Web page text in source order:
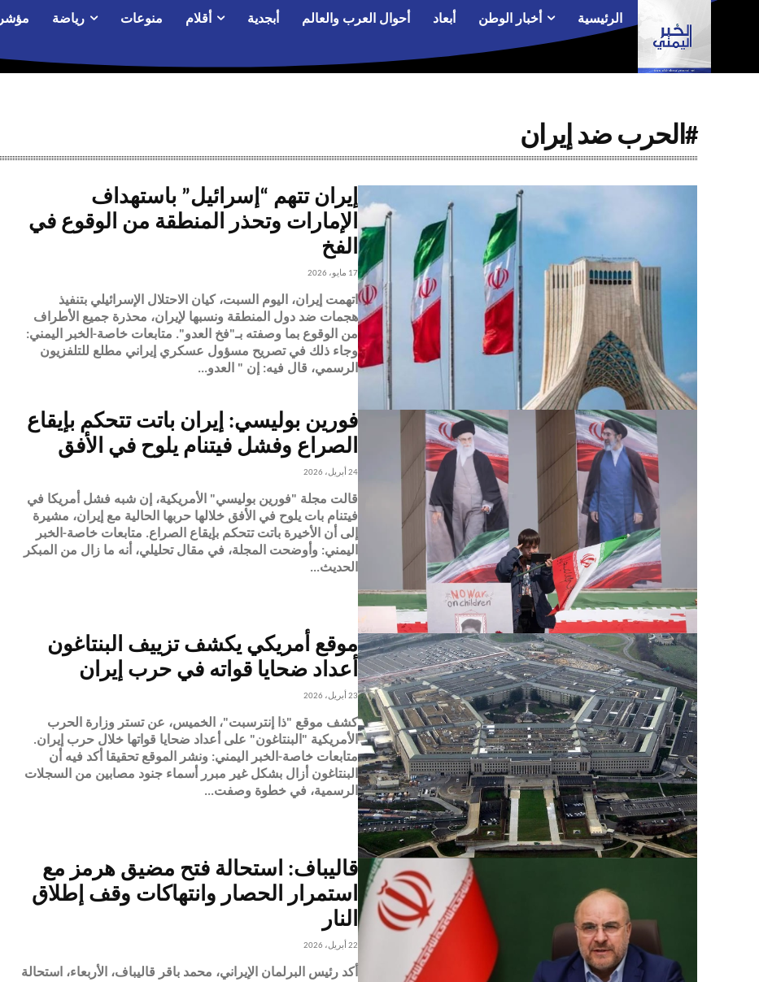
الرئيسية أخبار الوطن أبعاد أحوال العرب والعالم أبجدية أقلام منوعات رياضة مؤشر
#الحرب ضد إيران
إيران تتهم “إسرائيل” باستهداف
الإمارات وتحذر المنطقة من الوقوع في
الفخ
17 مايو، 2026
اتهمت إيران، اليوم السبت، كيان الاحتلال الإسرائيلي بتنفيذ
هجمات ضد دول المنطقة ونسبها لإيران، محذرة جميع الأطراف
من الوقوع بما وصفته بـ"فخ العدو". متابعات خاصة-الخبر اليمني:
وجاء ذلك في تصريح مسؤول عسكري إيراني مطلع للتلفزيون
الرسمي، قال فيه: إن " العدو...
فورين بوليسي: إيران باتت تتحكم بإيقاع
الصراع وفشل فيتنام يلوح في الأفق
24 أبريل، 2026
قالت مجلة "فورين بوليسي" الأمريكية، إن شبه فشل أمريكا في
فيتنام بات يلوح في الأفق خلالها حربها الحالية مع إيران، مشيرة
إلى أن الأخيرة باتت تتحكم بإيقاع الصراع. متابعات خاصة-الخبر
اليمني: وأوضحت المجلة، في مقال تحليلي، أنه ما زال من المبكر
الحديث...
موقع أمريكي يكشف تزييف البنتاغون
أعداد ضحايا قواته في حرب إيران
23 أبريل، 2026
كشف موقع "ذا إنترسبت"، الخميس، عن تستر وزارة الحرب
الأمريكية "البنتاغون" على أعداد ضحايا قواتها خلال حرب إيران.
متابعات خاصة-الخبر اليمني: ونشر الموقع تحقيقا أكد فيه أن
البنتاغون أزال بشكل غير مبرر أسماء جنود مصابين من السجلات
الرسمية، في خطوة وصفت...
قاليباف: استحالة فتح مضيق هرمز مع
استمرار الحصار وانتهاكات وقف إطلاق
النار
22 أبريل، 2026
أكد رئيس البرلمان الإيراني، محمد باقر قاليباف، الأربعاء، استحالة